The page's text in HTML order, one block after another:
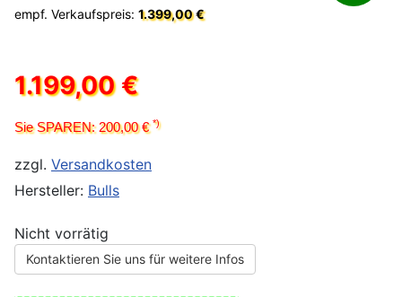
empf. Verkaufspreis: 1.399,00 €
1.199,00 €
Sie SPAREN: 200,00 €*)
zzgl. Versandkosten
Hersteller: Bulls
Nicht vorrätig
Kontaktieren Sie uns für weitere Infos